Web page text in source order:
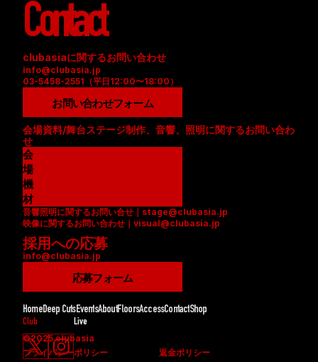
Contact
clubasiaに関するお問い合わせ
info@clubasia.jp
03-5458-2551（平日12:00〜18:00）
お問い合わせフォーム
会場資料/舞台ステージ制作、音響、照明に関するお問い合わ
せ
会
場
資
料
(
P
D
F
機
材
リ
ス
ト
(
D
F
)
音響照明に関するお問い合せ｜stage@clubasia.jp
映像に関するお問い合わせ｜visual@clubasia.jp
採用への応募
info@clubasia.jp
応募フォーム
HomeDeep CutsEventsAboutFloorsAccessContactShop
Club Live
©2025 clubasia
プライバシーポリシー
返金ポリシー